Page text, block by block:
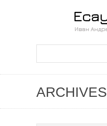
ARCHIVES